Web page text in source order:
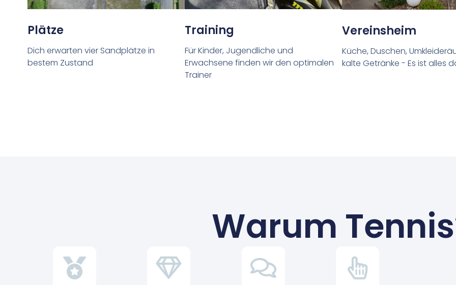
Plätze
Dich erwarten vier Sandplätze in
bestem Zustand
Training
Für Kinder, Jugendliche und
Erwachsene finden wir den optimalen
Trainer
Vereinsheim
Küche, Duschen,
kalte Getränke - Es ist alles
Warum